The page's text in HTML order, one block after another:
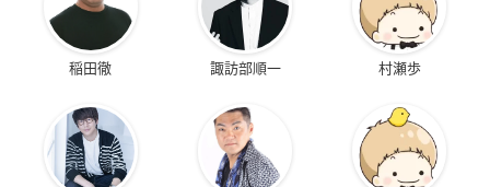
稲田徹 諏訪部順一 村瀬歩